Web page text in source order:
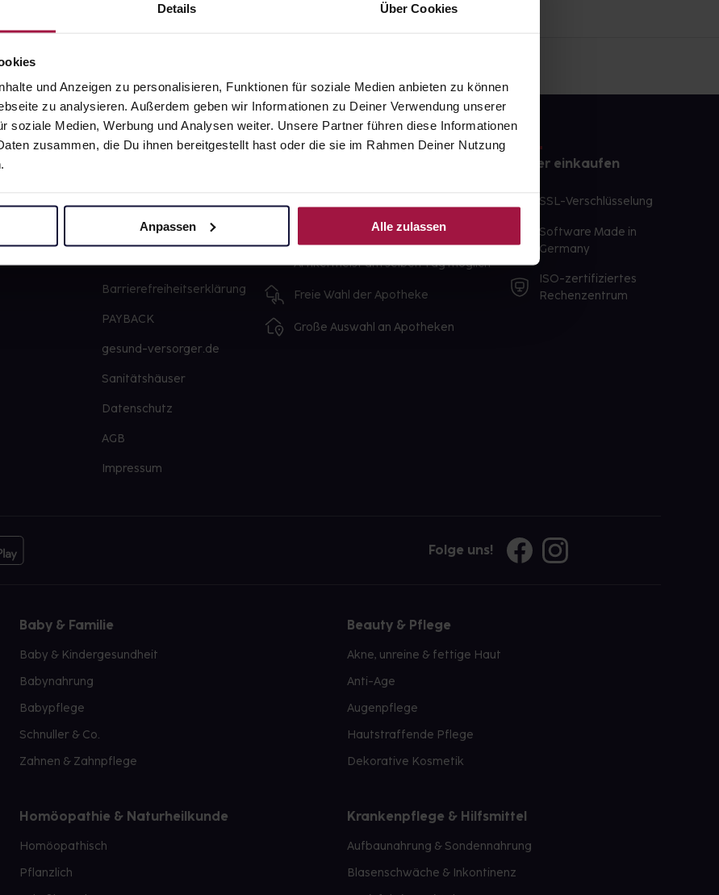
Details Über Cookies
und Anzeigen zu personalisieren, Funktionen für soziale Medien anbieten zu können
zu analysieren. Außerdem geben wir Informationen zu Deiner Verwendung unserer
soziale Medien, Werbung und Analysen weiter. Unsere Partner führen diese Informationen
zusammen, die Du ihnen bereitgestellt hast oder die sie im Rahmen Deiner Nutzung
Anpassen Alle zulassen
Karriere
Barrierefreiheitserklärung
PAYBACK
gesund-versorger.de
Sanitätshäuser
Datenschutz
AGB
Impressum
Lieferung für sofort verfügbare
Artikel meist am selben Tag möglich
Freie Wahl der Apotheke
Große Auswahl an Apotheken
Sicher einkaufen
SSL-Verschlüsselung
Software Made in
Germany
ISO-zertifiziertes
Rechenzentrum
Folge uns!
Baby & Familie
Baby & Kindergesundheit
Babynahrung
Babypflege
Schnuller & Co.
Zahnen & Zahnpflege
Beauty & Pflege
Akne, unreine & fettige Haut
Anti-Age
Augenpflege
Hautstraffende Pflege
Dekorative Kosmetik
Homöopathie & Naturheilkunde
Homöopathisch
Pflanzlich
Krankenpflege & Hilfsmittel
Aufbaunahrung & Sondennahrung
Blasenschwäche & Inkontinenz